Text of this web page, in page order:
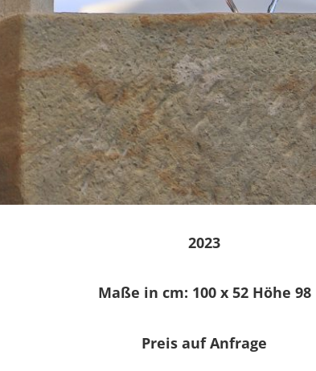
2023
Maße in cm: 100 x 52 Höhe 98
Preis auf Anfrage